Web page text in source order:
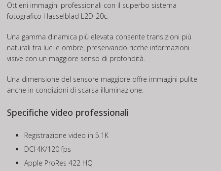
Ottieni immagini professionali con il superbo sistema
fotografico Hasselblad L2D-20c.
Una gamma dinamica più elevata consente transizioni più
naturali tra luci e ombre, preservando ricche informazioni
visive con un maggiore senso di profondità.
Una dimensione del sensore maggiore offre immagini pulite
anche in condizioni di scarsa illuminazione.
Specifiche video professionali
Registrazione video in 5.1K
DCI 4K/120 fps
Apple ProRes 422 HQ